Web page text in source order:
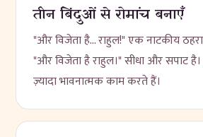
तीन बिंदुओं से रोमांच बनाएँ
"और विजेता है... राहुल!" एक नाटकीय
"और विजेता है राहुल।" सीधा और सपाट
ज़्यादा भावनात्मक काम करते हैं।